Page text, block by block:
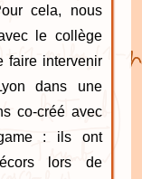
cela, nous
le collège
faire intervenir
dans une
co-créé avec
: ils ont
lors de